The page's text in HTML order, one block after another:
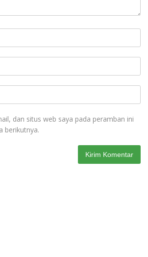
dan situs web saya pada peramban ini
berikutnya.